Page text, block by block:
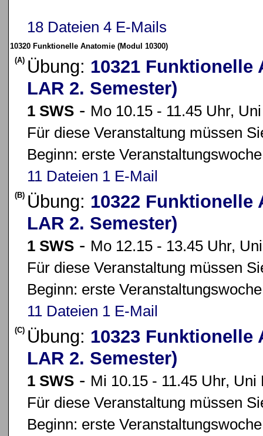
18 Dateien 4 E-Mails
10320 Funktionelle Anatomie (Modul 10300)
(A) Übung: 10321 Funktionelle
LAR 2. Semester)
1 SWS - Mo 10.15 - 11.45 Uhr,
Für diese Veranstaltung müssen
Beginn: erste Veranstaltungswoche
11 Dateien 1 E-Mail
(B) Übung: 10322 Funktionelle
LAR 2. Semester)
1 SWS - Mo 12.15 - 13.45 Uhr,
Für diese Veranstaltung müssen
Beginn: erste Veranstaltungswoche
11 Dateien 1 E-Mail
(C) Übung: 10323 Funktionelle
LAR 2. Semester)
1 SWS - Mi 10.15 - 11.45 Uhr,
Für diese Veranstaltung müssen
Beginn: erste Veranstaltungswoche